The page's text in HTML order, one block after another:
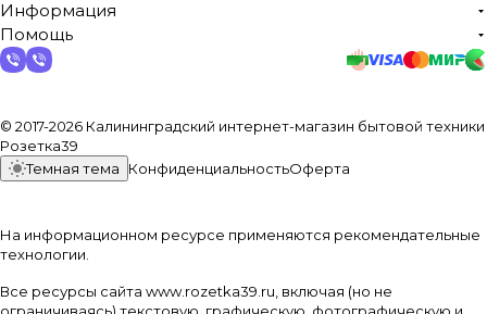
Информация
Помощь
© 2017-2026 Калининградский интернет-магазин бытовой техники
Розетка39
Темная тема
КонфиденциальностьОферта
На информационном ресурсе применяются рекомендательные
технологии
Все ресурсы сайта www.rozetka39.ru, включая (но не